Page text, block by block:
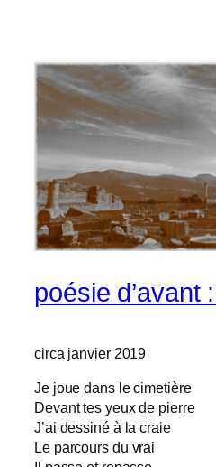
poésie d’avant
circa janvier 2019
Je joue dans le cimetière
Devant tes yeux de pierre
J’ai dessiné à la craie
Le parcours du vrai